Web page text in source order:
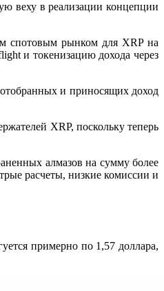
веху в реализации концепции
спотовым рынком для XRP на
и токенизацию дохода через
и приносящих доход
XRP, поскольку теперь
алмазов на сумму более
расчеты, низкие комиссии и
примерно по 1,57 доллара,